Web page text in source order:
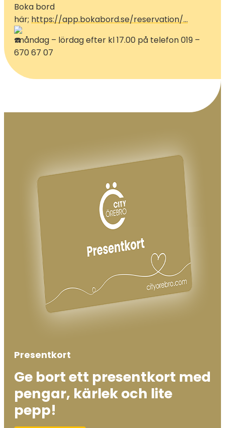
Boka bord
här; https://app.bokabord.se/reservation/…
måndag – lördag efter kl 17.00 på telefon 019 –
670 67 07
Presentkort
Ge bort ett presentkort med
pengar, kärlek och lite
pepp!